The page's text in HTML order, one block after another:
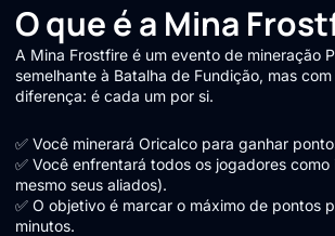
O que é a Mina
A Mina Frostfire é um evento de mineração
semelhante à Batalha de Fundição, mas
diferença: é cada um por si.
✅ Você minerará Oricalco para ganhar
✅ Você enfrentará todos os jogadores como
mesmo seus aliados).
✅ O objetivo é marcar o máximo de pontos
minutos.